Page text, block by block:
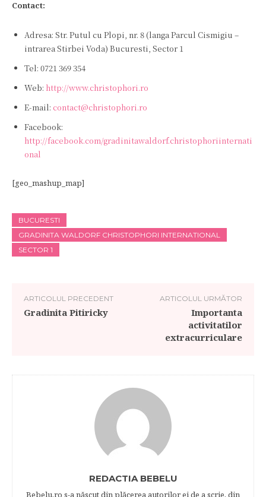
Contact:
Adresa: Str. Putul cu Plopi, nr. 8 (langa Parcul Cismigiu –
intrarea Stirbei Voda) Bucuresti, Sector 1
Tel: 0721 369 354
Web: http://www.christophori.ro
E-mail: contact@christophori.ro
Facebook:
http://facebook.com/gradinitawaldorf.christophoriinternati
onal
[geo_mashup_map]
BUCURESTI
GRADINITA WALDORF CHRISTOPHORI INTERNATIONAL
SECTOR 1
ARTICOLUL PRECEDENT
Gradinita Pitiricky
ARTICOLUL URMĂTOR
Importanta
activitatilor
extracurriculare
REDACTIA BEBELU
Bebelu.ro s-a născut din plăcerea autorilor ei de a scrie, din